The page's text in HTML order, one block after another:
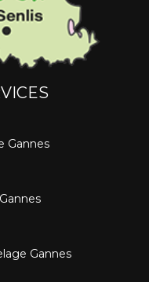
Gannes
Gannes